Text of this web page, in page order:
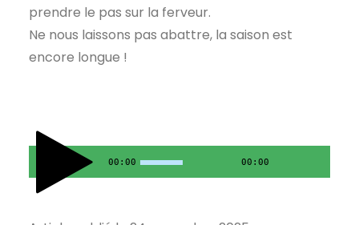
prendre le pas sur la ferveur.
Ne nous laissons pas abattre, la saison est
encore longue !
00:00 00:00